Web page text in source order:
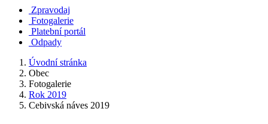
Zpravodaj
Fotogalerie
Platební portál
Odpady
Úvodní stránka
Obec
Fotogalerie
Rok 2019
Cebivská náves 2019